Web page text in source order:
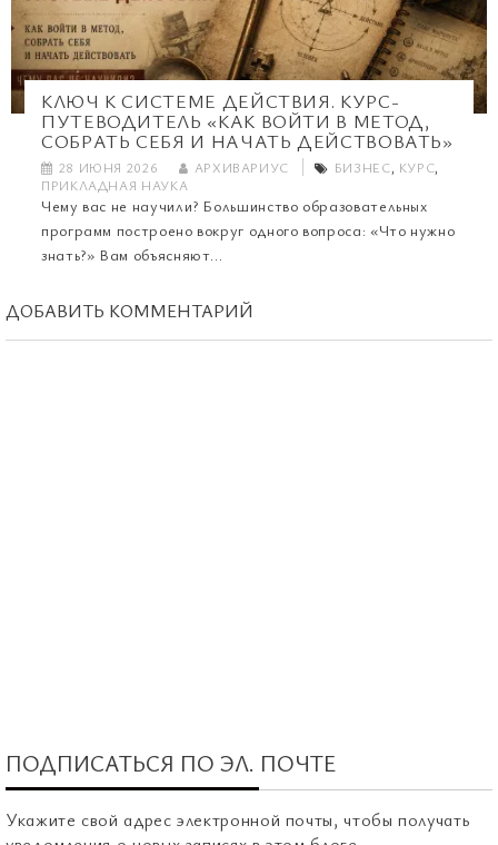
КЛЮЧ К СИСТЕМЕ ДЕЙСТВИЯ. КУРС-
ПУТЕВОДИТЕЛЬ «КАК ВОЙТИ В МЕТОД,
СОБРАТЬ СЕБЯ И НАЧАТЬ ДЕЙСТВОВАТЬ»
28 ИЮНЯ 2026 АРХИВАРИУС БИЗНЕС, КУРС,
ПРИКЛАДНАЯ НАУКА
Чему вас не научили? Большинство образовательных
программ построено вокруг одного вопроса: «Что нужно
знать?» Вам объясняют...
ДОБАВИТЬ КОММЕНТАРИЙ
ПОДПИСАТЬСЯ ПО ЭЛ. ПОЧТЕ
Укажите свой адрес электронной почты, чтобы получать